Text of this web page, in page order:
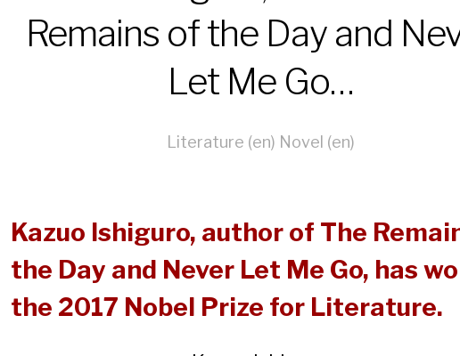
Remains of the Day and
Let Me Go…
Literature (en) Novel (en)
Kazuo Ishiguro, author of The
the Day and Never Let Me Go, has
the 2017 Nobel Prize for Literature.